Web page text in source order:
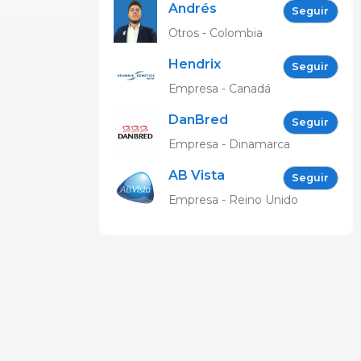
Andrés
Castro
Seguir
Otros - Colombia
Hendrix
Genetics
Latinoamérica
Seguir
Empresa - Canadá
DanBred
Latinoamérica
Seguir
Empresa - Dinamarca
AB Vista Seguir
Empresa - Reino Unido